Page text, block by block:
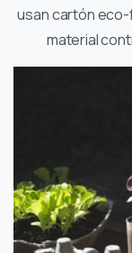
usan cartón
material